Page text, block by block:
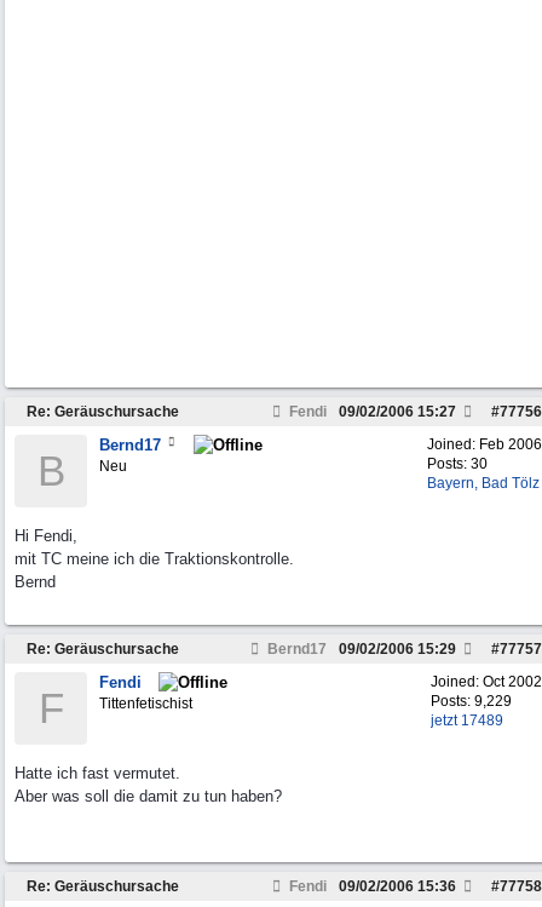
Re: Geräuschursache Fendi #77756
09/02/2006 15:27
Joined: Feb 2006
Posts: 30
Bayern, Bad Tölz
B
Bernd17
Neu
Hi Fendi,
mit TC meine ich die Traktionskontrolle.
Bernd
Re: Geräuschursache Bernd17 #77757
09/02/2006 15:29
Joined: Oct 2002
Posts: 9,229
jetzt 17489
F
Fendi
Tittenfetischist
Hatte ich fast vermutet.
Aber was soll die damit zu tun haben?
Re: Geräuschursache Fendi #77758
09/02/2006 15:36